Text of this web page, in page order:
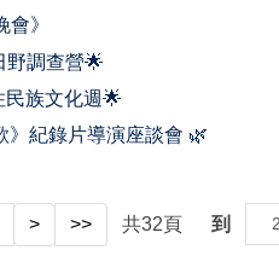
》
野調查營🌟
民族文化週🌟
》紀錄片導演座談會 🌿
> >> 共32頁 到